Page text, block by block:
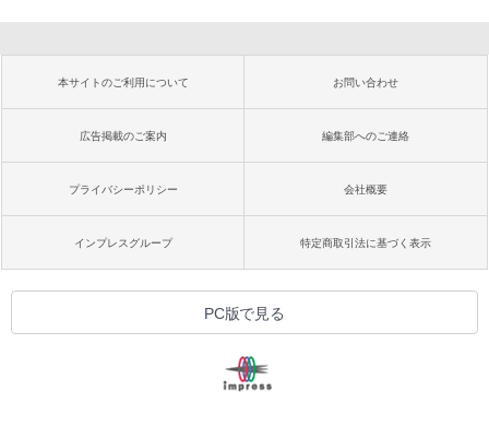
本サイトのご利用について お問い合わせ
広告掲載のご案内 編集部へのご連絡
プライバシーポリシー 会社概要
インプレスグループ 特定商取引法に基づく表示
PC版で見る